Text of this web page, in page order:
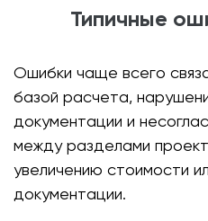
Типичные
Ошибки чаще всего
базой расчета,
документации и
между разделами
увеличению стоимости
документации.